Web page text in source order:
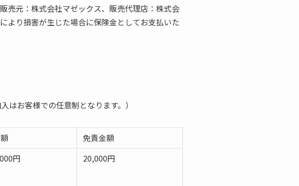
売元：株式会社マゼックス、販売代理店：株式会
より損害が生じた場合に保険金としてお支払いた
はお客様での任意制となります。）
免責金額
円 20,000円